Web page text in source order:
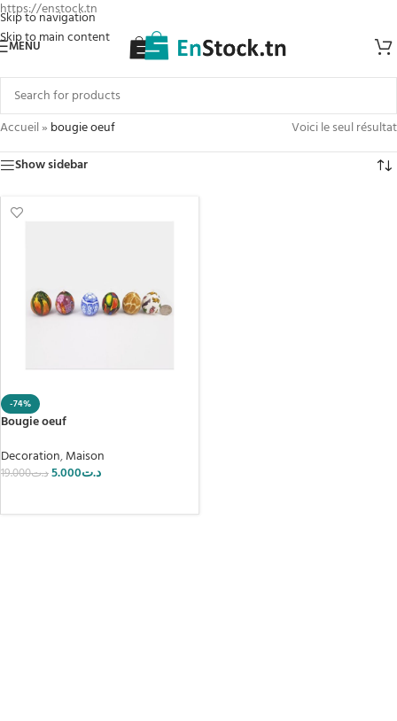
https://enstock.tn
Skip to navigation
Skip to main content
MENU
Accueil» bougie oeuf
Voici le seul résultat
Show sidebar
-74%
Bougie oeuf
Decoration,Maison
د.ت19.000 د.ت5.000